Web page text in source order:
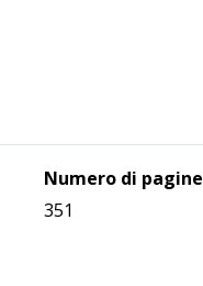
Numero di pagine
351